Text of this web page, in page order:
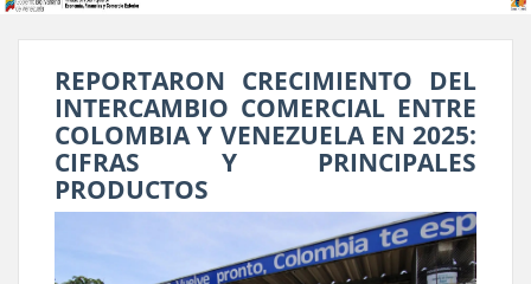
REPORTARON CRECIMIENTO DEL
INTERCAMBIO COMERCIAL ENTRE
COLOMBIA Y VENEZUELA EN 2025:
CIFRAS Y PRINCIPALES
PRODUCTOS